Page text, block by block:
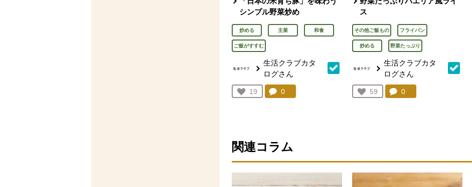
シンプル野菜炒め
炒める 主菜 和食
ご飯がすすむ
生活クラブカタ
ログさん
お気に入り登録：
19
人が登録
コメント：
0
ス
その他ご飯もの フライパン
炒める 野菜たっぷり
生活クラブカタ
ログさん
お気に入り登録：
59
人が登録
コメント：
0件。コメントを見る。
関連コラム